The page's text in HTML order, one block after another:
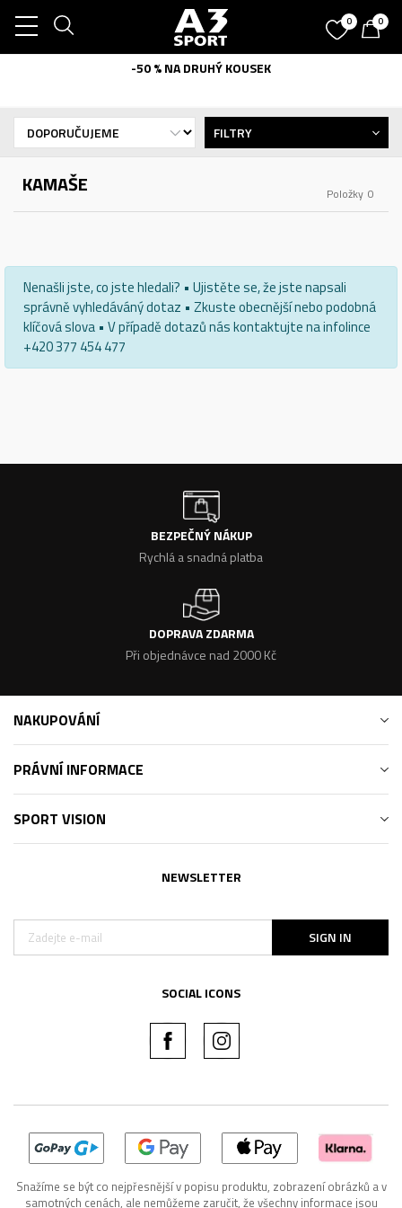
0 0
-50 % NA DRUHÝ KOUSEK
KAMAŠE 0
Položky
FILTRY
Nenašli jste, co jste hledali? • Ujistěte se, že jste napsali
správně vyhledáváný dotaz • Zkuste obecnější nebo podobná
klíčová slova • V případě dotazů nás kontaktujte na infolince
+420 377 454 477
BEZPEČNÝ NÁKUP
Rychlá a snadná platba
DOPRAVA ZDARMA
Při objednávce nad 2000 Kč
NAKUPOVÁNÍ
PRÁVNÍ INFORMACE
SPORT VISION
NEWSLETTER
SIGN IN
SOCIAL ICONS
Snažíme se být co nejpřesnější v popisu produktu, zobrazení obrázků a v
samotných cenách, ale nemůžeme zaručit, že všechny informace jsou